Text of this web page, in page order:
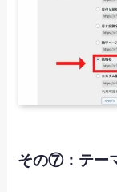
その⑦：テー